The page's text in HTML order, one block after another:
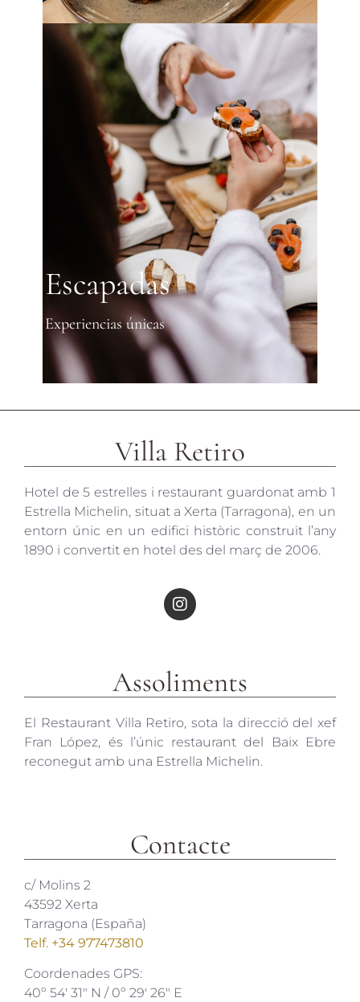
Escapadas
Experiencias únicas
Villa Retiro
Hotel de 5 estrelles i restaurant guardonat amb 1
Estrella Michelin, situat a Xerta (Tarragona), en un
entorn únic en un edifici històric construït l’any
1890 i convertit en hotel des del març de 2006.
Assoliments
El Restaurant Villa Retiro, sota la direcció del xef
Fran López, és l’únic restaurant del Baix Ebre
reconegut amb una Estrella Michelin.
Contacte
c/ Molins 2
43592 Xerta
Tarragona (España)
Telf. +34 977473810
Coordenades GPS:
40º 54′ 31″ N / 0º 29′ 26″ E